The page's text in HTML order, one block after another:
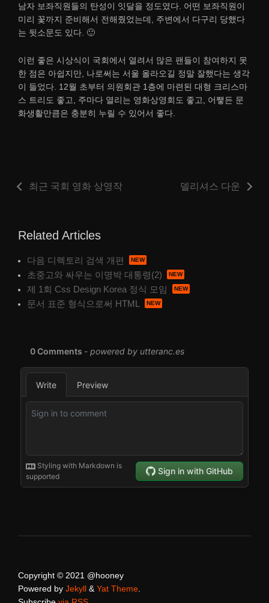
남자 보좌직원들의 탄성이 잇달을 정도였다. 어떤 보좌직원이
미리 꽃까지 준비해서 전해줬었는데, 주변에서 다구리 당했다
는 뒷소문도 있다. 🙂
이런 좋은 시상식이 국회에서 열려서 많은 팬들이 참여하지 못
한 점은 아쉽지만, 나로써는 서울 올라오길 정말 잘했다는 생각
이 들었다. 12월 초부터 의원회관 1층에 마련된 대형 크리스마
스 트리도 좋고, 주마다 열리는 영화상영회도 좋고, 어쨓든 문
화생활만큼은 충분히 누릴 수 있어서 좋다.
최근 국회 영화 상영작 델리셔스 다운
Related Articles
다음 디렉토리 검색 개편
초중고와 싸우는 이명박 대통령(2)
제 1회 Css Design Korea 정식 모임
문서 표준 형식으로써 HTML
Copyright © 2021 @hooney
Powered by Jekyll & Yat Theme